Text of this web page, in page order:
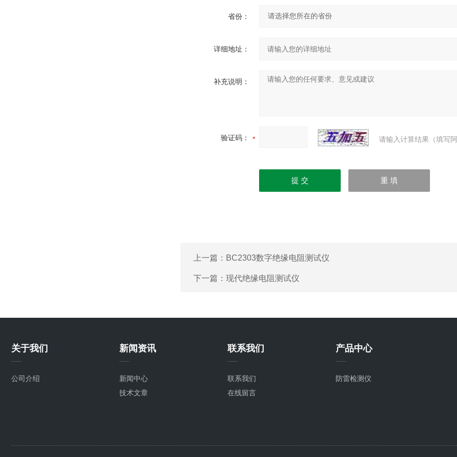
省份：
详细地址：
补充说明：
验证码： 请输入计算结果（填写
上一篇： BC2303数字绝缘电阻测试仪
下一篇： 现代绝缘电阻测试仪
关于我们
公司介绍
新闻资讯
新闻中心
技术文章
联系我们
联系我们
在线留言
产品中心
防雷检测仪